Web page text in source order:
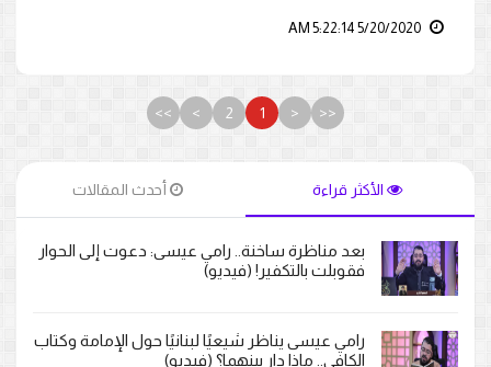
<<
<
1
2
>
>>
الأكثر قراءة أحدث المقالات
بعد مناظرة ساخنة.. رامي عيسى: دعوت إلى الحوار
فقوبلت بالتكفير! (فيديو)
رامي عيسى يناظر شيعيًا لبنانيًا حول الإمامة وكتاب
الكافي.. ماذا دار بينهما؟ (فيديو)